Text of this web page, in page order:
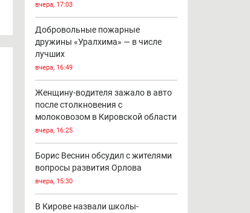
вчера, 17:03
Добровольные пожарные
дружины «Уралхима» — в числе
лучших
вчера, 16:49
Женщину-водителя зажало в авто
после столкновения с
молоковозом в Кировской области
вчера, 16:25
Борис Веснин обсудил с жителями
вопросы развития Орлова
вчера, 15:30
В Кирове назвали школы-